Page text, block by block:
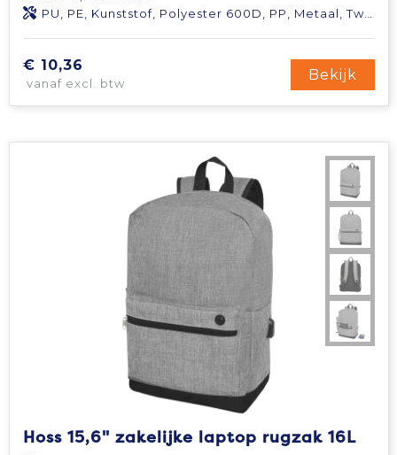
PU, PE, Kunststof, Polyester 600D, PP, Metaal, Two tone, Nylon 210D
€ 10,36
vanaf excl. btw
Bekijk
Hoss 15,6" zakelijke laptop rugzak 16L